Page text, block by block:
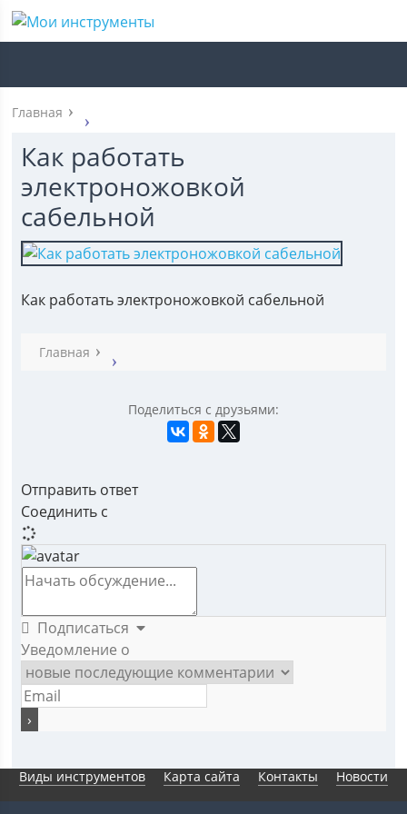
Главная
Как работать
электроножовкой
сабельной
Как работать электроножовкой сабельной
Главная
Поделиться с друзьями:
Отправить ответ
Соединить с
Подписаться
Уведомление о
Виды инструментов Карта сайта Контакты Новости